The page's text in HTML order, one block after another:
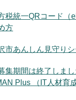
税統一QRコード（
方
市あんしん見守り
募集期間は終了しま
Plus （IT人材育